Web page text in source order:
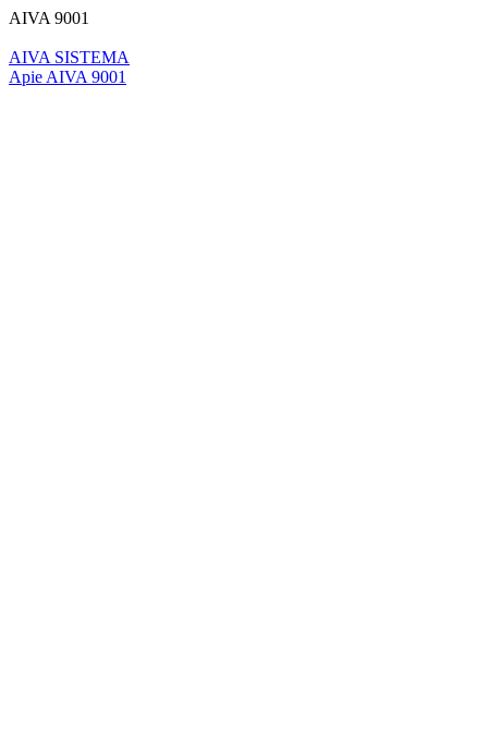
AIVA 9001
AIVA SISTEMA
Apie AIVA 9001